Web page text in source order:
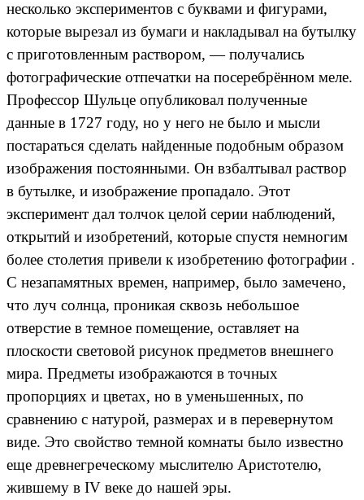
несколько экспериментов с буквами и фигурами,
которые вырезал из бумаги и накладывал на бутылку
с приготовленным раствором, — получались
фотографические отпечатки на посеребрённом меле.
Профессор Шульце опубликовал полученные
данные в 1727 году, но у него не было и мысли
постараться сделать найденные подобным образом
изображения постоянными. Он взбалтывал раствор
в бутылке, и изображение пропадало. Этот
эксперимент дал толчок целой серии наблюдений,
открытий и изобретений, которые спустя немногим
более столетия привели к изобретению фотографии .
С незапамятных времен, например, было замечено,
что луч солнца, проникая сквозь небольшое
отверстие в темное помещение, оставляет на
плоскости световой рисунок предметов внешнего
мира. Предметы изображаются в точных
пропорциях и цветах, но в уменьшенных, по
сравнению с натурой, размерах и в перевернутом
виде. Это свойство темной комнаты было известно
еще древнегреческому мыслителю Аристотелю,
жившему в IV веке до нашей эры.